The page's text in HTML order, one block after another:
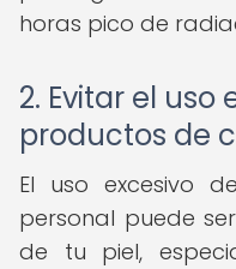
horas pico de
2. Evitar el uso
productos de
El uso excesivo
personal puede
de tu piel,